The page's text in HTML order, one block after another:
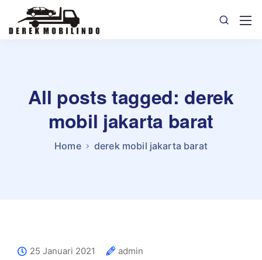
All posts tagged: derek
mobil jakarta barat
Home derek mobil jakarta barat
25 Januari 2021
admin